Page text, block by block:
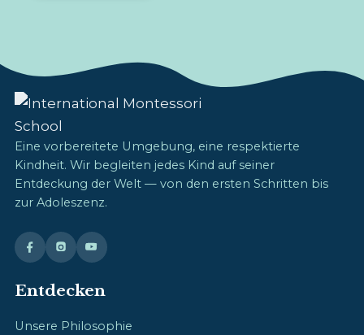
Eine vorbereitete Umgebung, eine respektierte
Kindheit. Wir begleiten jedes Kind auf seiner
Entdeckung der Welt — von den ersten Schritten bis
zur Adoleszenz.
Entdecken
Unsere Philosophie